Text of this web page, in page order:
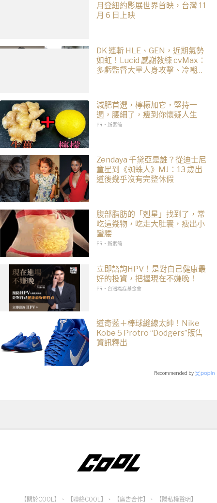
月登紐約影展世界首映，台灣 11
月 6 日上映
DK 連斬 HLE、GEN，近期氣勢
如虹！Lucid 感謝教練 cvMax：
多虧監督大量人身攻擊、冷嘲熱
減肥首選，檸檬加它，堅持一
週，腰細了，瘦到你懷疑人生
PR・新素簡
Zendaya 千黛亞是誰？從迪士尼
童星到《蜘蛛人》MJ：13 歲出
道後幾乎沒有完整休假
腹部脂肪的「剋星」找到了，常
吃這幾物，吃走大肚囊，瘦出小
蠻腰
PR・新素簡
立即諮詢HPV！是對自己健康最
好的投資，把握現在不嫌晚！
PR・台灣癌症基金會
道奇藍＋棒球縫線太帥！Nike
Kobe 5 Protro “Dodgers”販售
資訊釋出
Recommended by
【關於COOL】 、 【聯絡COOL】 、 【廣告合作】 、 【隱私權聲明】